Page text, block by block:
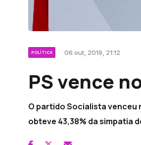
POLÍTICA 06 out, 2019, 21:12
PS vence
O partido Socialista venceu
obteve 43,38% da simpatia